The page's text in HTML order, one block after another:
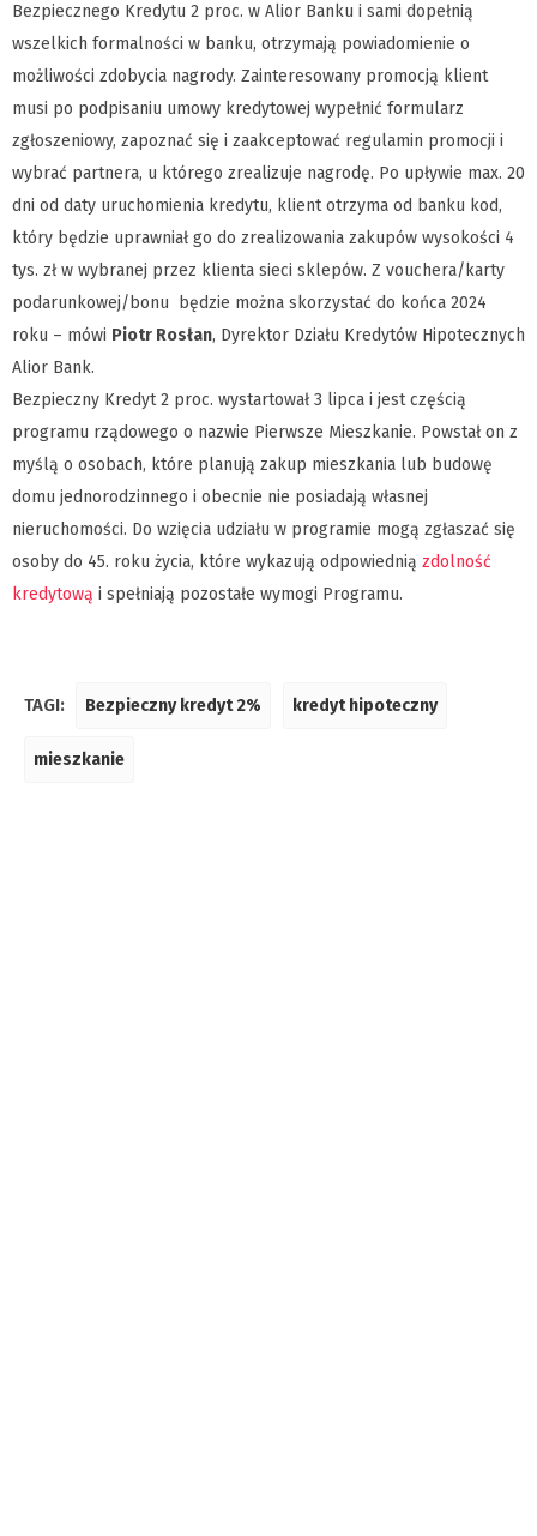
Bezpiecznego Kredytu 2 proc. w Alior Banku i sami dopełnią
wszelkich formalności w banku, otrzymają powiadomienie o
możliwości zdobycia nagrody. Zainteresowany promocją klient
musi po podpisaniu umowy kredytowej wypełnić formularz
zgłoszeniowy, zapoznać się i zaakceptować regulamin promocji i
wybrać partnera, u którego zrealizuje nagrodę. Po upływie max. 20
dni od daty uruchomienia kredytu, klient otrzyma od banku kod,
który będzie uprawniał go do zrealizowania zakupów wysokości 4
tys. zł w wybranej przez klienta sieci sklepów. Z vouchera/karty
podarunkowej/bonu będzie można skorzystać do końca 2024
roku – mówi Piotr Rosłan, Dyrektor Działu Kredytów Hipotecznych
Alior Bank.
Bezpieczny Kredyt 2 proc. wystartował 3 lipca i jest częścią
programu rządowego o nazwie Pierwsze Mieszkanie. Powstał on z
myślą o osobach, które planują zakup mieszkania lub budowę
domu jednorodzinnego i obecnie nie posiadają własnej
nieruchomości. Do wzięcia udziału w programie mogą zgłaszać się
osoby do 45. roku życia, które wykazują odpowiednią zdolność
kredytową i spełniają pozostałe wymogi Programu.
TAGI: Bezpieczny kredyt 2% kredyt hipoteczny
mieszkanie